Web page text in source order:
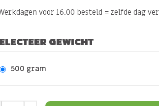
voor 16.00 besteld = zelfde dag
GEWICHT
500 gram